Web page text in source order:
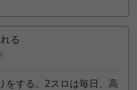
る
をする。2スロは毎日、高